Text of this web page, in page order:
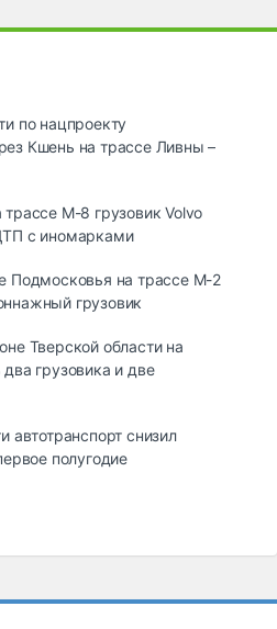
по нацпроекту
Кшень на трассе Ливны –
М-8 грузовик Volvo
с иномарками
Подмосковья на трассе М-2
грузовик
Тверской области на
грузовика и две
автотранспорт снизил
полугодие